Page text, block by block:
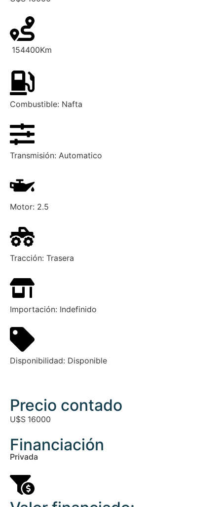
154400Km
Combustible: Nafta
Transmisión: Automatico
Motor: 2.5
Tracción: Trasera
Importación: Indefinido
Disponibilidad: Disponible
Precio contado
U$S 16000
Financiación
Privada